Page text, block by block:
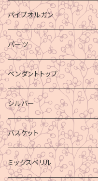
パイプオルガン
パーツ
ペンダントトップ
シルバー
バスケット
ミックスベリル